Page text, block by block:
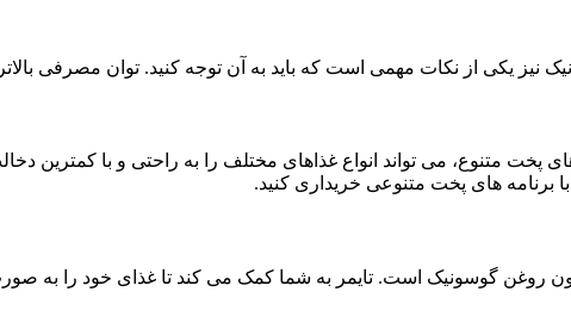
یکی از نکات مهمی است که باید به آن توجه کنید. توان مصرفی
پخت متنوع، می تواند انواع غذاهای مختلف را به راحتی و با کمترین
برنامه های پخت متنوعی خریداری کنید.
روغن گوسونیک است. تایمر به شما کمک می کند تا غذای خود را به